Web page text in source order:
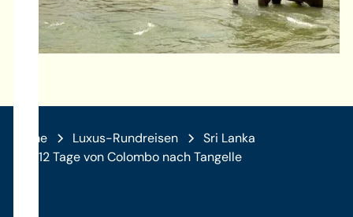
Home Luxus-Rundreisen
Sri Lanka
12 Tage von Colombo nach Tangelle